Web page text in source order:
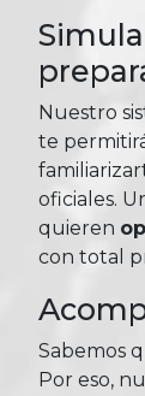
Nuestro
te
oficiales.
quieren
con total
Sabemos
Por eso,